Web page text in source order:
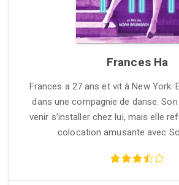
Frances Ha
Frances a 27 ans et vit à New York.
dans une compagnie de danse. Son
venir s’installer chez lui, mais elle
colocation amusante avec